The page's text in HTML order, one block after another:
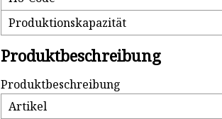
Produktionskapazität
Produktbeschreibung
Produktbeschreibung
Artikel